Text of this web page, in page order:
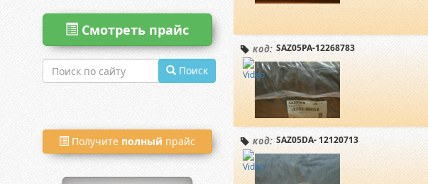
Смотреть прайс
Поиск
Получите полный прайс
код: SAZ05PA-12268783
код: SAZ05DA- 12120713